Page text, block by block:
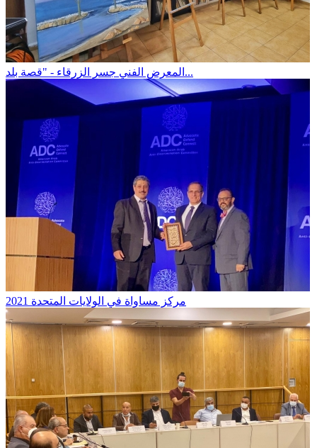
المعرض الفني جسر الزرقاء - "قصة بلد...
مركز مساواة في الولايات المتحدة 2021